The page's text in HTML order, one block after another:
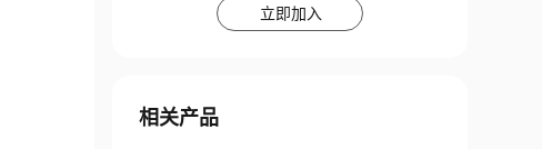
立即加入
相关产品